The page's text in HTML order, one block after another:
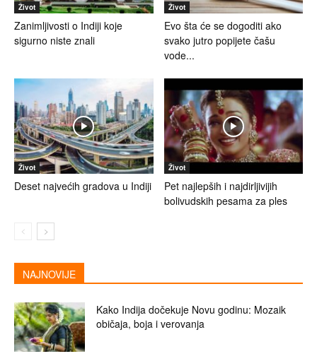
Život
Zanimljivosti o Indiji koje
sigurno niste znali
Život
Evo šta će se dogoditi ako
svako jutro popijete čašu
vode...
Život
Deset najvećih gradova u Indiji
Život
Pet najlepših i najdirljivijih
bolivudskih pesama za ples
NAJNOVIJE
Kako Indija dočekuje Novu godinu: Mozaik
običaja, boja i verovanja